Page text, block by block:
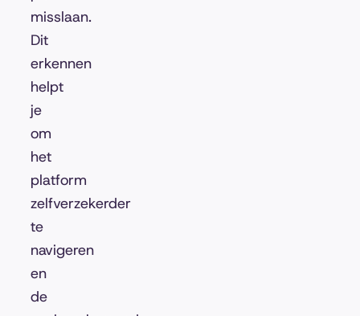
misslaan.
Dit
erkennen
helpt
je
om
het
platform
zelfverzekerder
te
navigeren
en
de